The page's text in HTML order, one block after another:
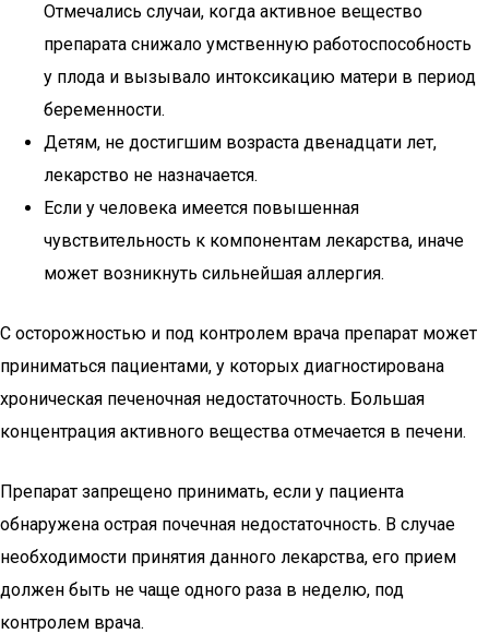
Отмечались случаи, когда активное вещество
препарата снижало умственную работоспособность
у плода и вызывало интоксикацию матери в период
беременности.
Детям, не достигшим возраста двенадцати лет,
лекарство не назначается.
Если у человека имеется повышенная
чувствительность к компонентам лекарства, иначе
может возникнуть сильнейшая аллергия.
С осторожностью и под контролем врача препарат может
приниматься пациентами, у которых диагностирована
хроническая печеночная недостаточность. Большая
концентрация активного вещества отмечается в печени.
Препарат запрещено принимать, если у пациента
обнаружена острая почечная недостаточность. В случае
необходимости принятия данного лекарства, его прием
должен быть не чаще одного раза в неделю, под
контролем врача.